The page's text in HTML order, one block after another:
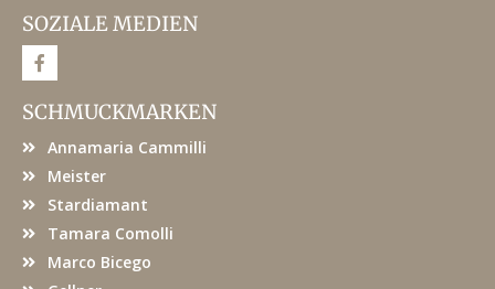
SOZIALE MEDIEN
F
a
e
b
o
SCHMUCKMARKEN
Annamaria Cammilli
Meister
Stardiamant
Tamara Comolli
Marco Bicego